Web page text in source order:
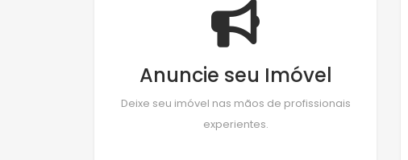
Anuncie seu Imóvel
Deixe seu imóvel nas mãos de profissionais
experientes.